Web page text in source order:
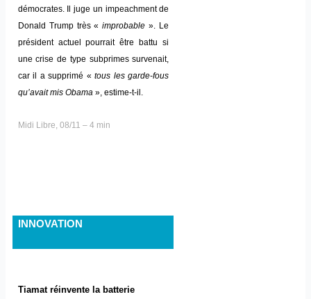
démocrates. Il juge un impeachment de
Donald Trump très «improbable ». Le
président actuel pourrait être battu si
une crise de type subprimes survenait,
car il a supprimé «tous les garde-fous
qu’avait mis Obama», estime-t-il.
Midi Libre, 08/11 – 4 min
INNOVATION
Tiamat réinvente la batterie